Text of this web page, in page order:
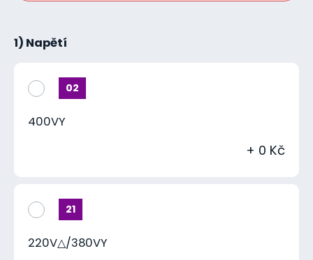
1) Napětí
02
400VY
+ 0 Kč
21
220V△/380VY